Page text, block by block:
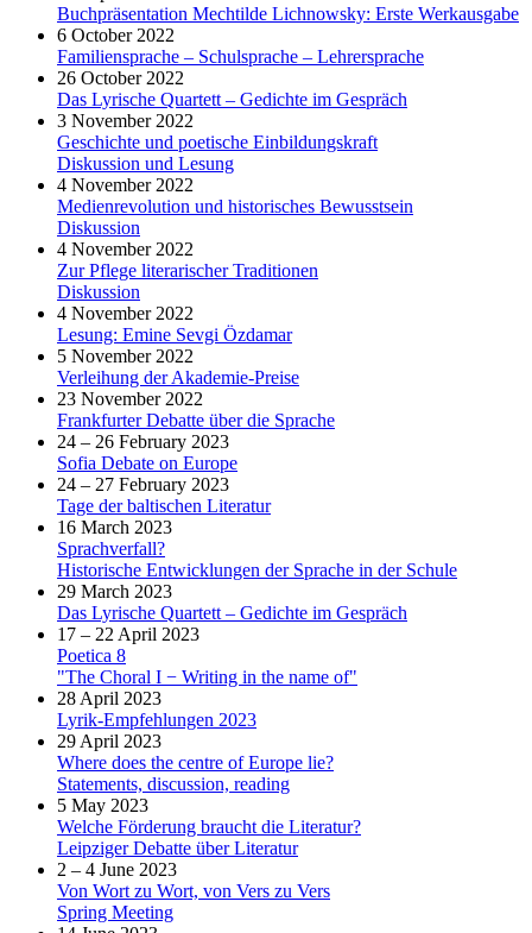
Buchpräsentation Mechtilde Lichnowsky: Erste Werkausgabe
6 October 2022
Familiensprache – Schulsprache – Lehrersprache
26 October 2022
Das Lyrische Quartett – Gedichte im Gespräch
3 November 2022
Geschichte und poetische Einbildungskraft
Diskussion und Lesung
4 November 2022
Medienrevolution und historisches Bewusstsein
Diskussion
4 November 2022
Zur Pflege literarischer Traditionen
Diskussion
4 November 2022
Lesung: Emine Sevgi Özdamar
5 November 2022
Verleihung der Akademie-Preise
23 November 2022
Frankfurter Debatte über die Sprache
24 – 26 February 2023
Sofia Debate on Europe
24 – 27 February 2023
Tage der baltischen Literatur
16 March 2023
Sprachverfall?
Historische Entwicklungen der Sprache in der Schule
29 March 2023
Das Lyrische Quartett – Gedichte im Gespräch
17 – 22 April 2023
Poetica 8
"The Choral I − Writing in the name of"
28 April 2023
Lyrik-Empfehlungen 2023
29 April 2023
Where does the centre of Europe lie?
Statements, discussion, reading
5 May 2023
Welche Förderung braucht die Literatur?
Leipziger Debatte über Literatur
2 – 4 June 2023
Von Wort zu Wort, von Vers zu Vers
Spring Meeting